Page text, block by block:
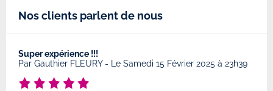
Nos clients parlent de nous
Super expérience !!!
Par Gauthier FLEURY- Le Samedi 15 Février 2025 à 23h39